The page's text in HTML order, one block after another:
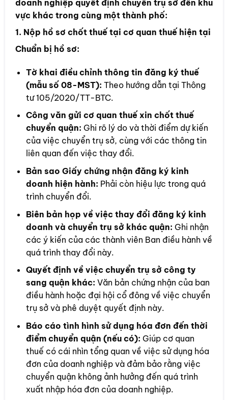
doanh nghiệp quyết định chuyển trụ sở đến khu
vực khác trong cùng một thành phố:
1. Nộp hồ sơ chốt thuế tại cơ quan thuế hiện tại
Chuẩn bị hồ sơ:
Tờ khai điều chỉnh thông tin đăng ký thuế
(mẫu số 08-MST): Theo hướng dẫn tại Thông
tư 105/2020/TT-BTC.
Công văn gửi cơ quan thuế xin chốt thuế
chuyển quận: Ghi rõ lý do và thời điểm dự kiến
của việc chuyển trụ sở, cùng với các thông tin
liên quan đến việc thay đổi.
Bản sao Giấy chứng nhận đăng ký kinh
doanh hiện hành: Phải còn hiệu lực trong quá
trình chuyển đổi.
Biên bản họp về việc thay đổi đăng ký kinh
doanh và chuyển trụ sở khác quận: Ghi nhận
các ý kiến của các thành viên Ban điều hành về
quá trình thay đổi này.
Quyết định về việc chuyển trụ sở công ty
sang quận khác: Văn bản chứng nhận của ban
điều hành hoặc đại hội cổ đông về việc chuyển
trụ sở và phê duyệt quyết định này.
Báo cáo tình hình sử dụng hóa đơn đến thời
điểm chuyển quận (nếu có): Giúp cơ quan
thuế có cái nhìn tổng quan về việc sử dụng hóa
đơn của doanh nghiệp và đảm bảo rằng việc
chuyển quận không ảnh hưởng đến quá trình
xuất nhập hóa đơn của doanh nghiệp.